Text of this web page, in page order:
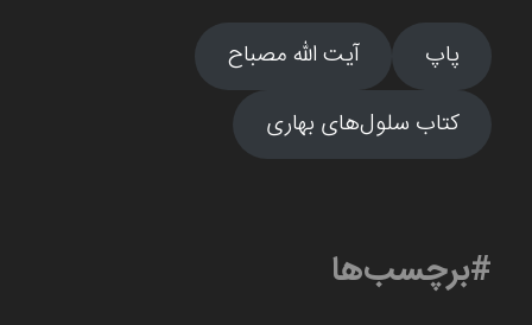
پاپ
آیت الله مصباح
کتاب سلول‌های بهاری
#برچسب‌ها